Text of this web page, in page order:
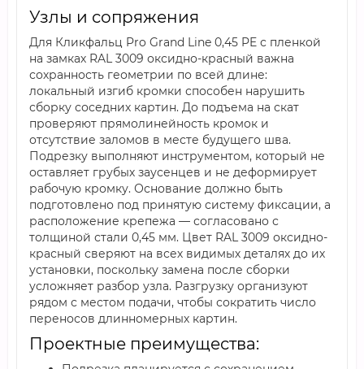
Узлы и сопряжения
Для Кликфальц Pro Grand Line 0,45 PE с пленкой
на замках RAL 3009 оксидно-красный важна
сохранность геометрии по всей длине:
локальный изгиб кромки способен нарушить
сборку соседних картин. До подъема на скат
проверяют прямолинейность кромок и
отсутствие заломов в месте будущего шва.
Подрезку выполняют инструментом, который не
оставляет грубых заусенцев и не деформирует
рабочую кромку. Основание должно быть
подготовлено под принятую систему фиксации, а
расположение крепежа — согласовано с
толщиной стали 0,45 мм. Цвет RAL 3009 оксидно-
красный сверяют на всех видимых деталях до их
установки, поскольку замена после сборки
усложняет разбор узла. Разгрузку организуют
рядом с местом подачи, чтобы сократить число
переносов длинномерных картин.
Проектные преимущества: